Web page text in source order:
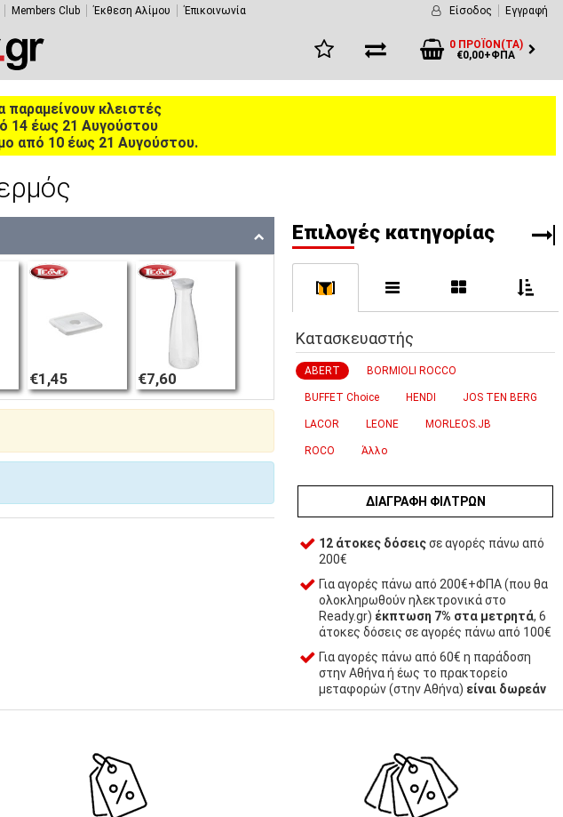
Members Club Έκθεση Αλίμου Έπικοινωνία Είσοδος Εγγραφή
0 ΠΡΟΪΌΝ(ΤΑ)
€0,00+ΦΠΑ
παραμείνουν κλειστές
14 έως 21 Αυγούστου
από 10 έως 21 Αυγούστου.
€1,45 €7,60
Eπιλογές κατηγορίας
[
Κατασκευαστής
ABERT BORMIOLI ROCCO
BUFFET Choice HENDI JOS TEN BERG
LACOR LEONE MORLEOS.JB
ROCO Άλλο
ΔΙΑΓΡΑΦΉ ΦΊΛΤΡΩΝ
12 άτοκες δόσειςσε αγορές πάνω από
200€
Για αγορές πάνω από 200€+ΦΠΑ (που θα
ολοκληρωθούν ηλεκτρονικά στο
Ready.gr) έκπτωση 7% στα μετρητά, 6
άτοκες δόσεις σε αγορές πάνω από 100€
Για αγορές πάνω από 60€ η παράδοση
στην Αθήνα ή έως το πρακτορείο
μεταφορών (στην Αθήνα) είναι δωρεάν